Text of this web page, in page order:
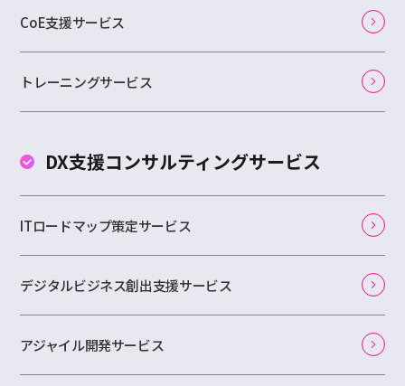
CoE支援サービス
トレーニングサービス
DX支援コンサルティングサービス
ITロードマップ策定サービス
デジタルビジネス創出支援サービス
アジャイル開発サービス